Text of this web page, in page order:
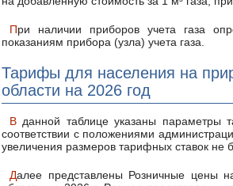
При наличии приборов учета газа определение объема поставляемого газа осуществляется по
показаниям прибора (узла) учета газа.
Тарифы для населения на
области на 2026 год
В данной таблице указаны параметры тарифных ставок на газ, действующие с 1 января 2026 г. в
соответствии с положениями
увеличения размеров тарифных ставок не
Далее представлены Розничные цены на природный газ для населения г.Белгород и Белгородской